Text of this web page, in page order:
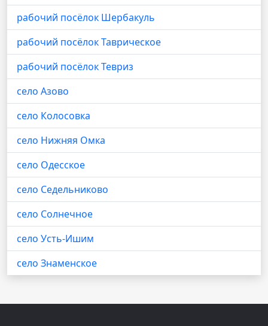
рабочий посёлок Шербакуль
рабочий посёлок Таврическое
рабочий посёлок Тевриз
село Азово
село Колосовка
село Нижняя Омка
село Одесское
село Седельниково
село Солнечное
село Усть-Ишим
село Знаменское